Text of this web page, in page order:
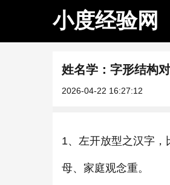
小度经验网
姓名学：字形结构
2026-04-22 16:27:12
1、左开放型之汉字
母、家庭观念重。